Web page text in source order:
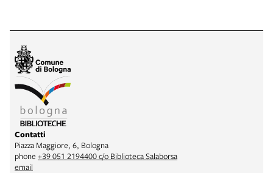
Contatti
Piazza Maggiore, 6, Bologna
phone +39 051 2194400 c/o Biblioteca Salaborsa
email